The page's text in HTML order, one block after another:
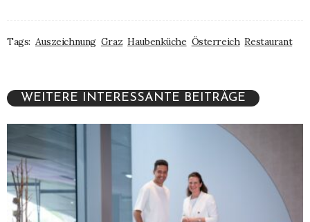
Tags: Auszeichnung Graz Haubenküche Österreich Restaurant
WEITERE INTERESSANTE BEITRÄGE